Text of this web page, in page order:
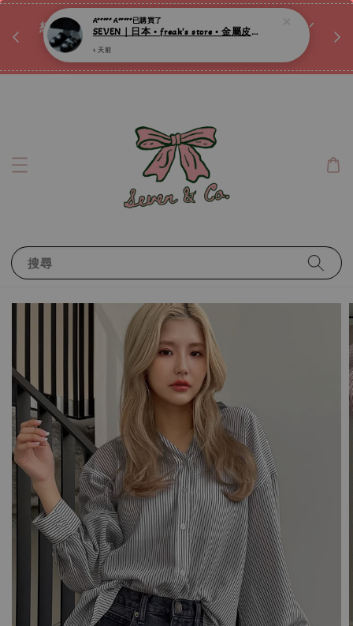
想訂製屬於自己的『水晶手鍊』嗎ꕀ♡ 私訊我們.ᐟ.ᐟ
搜尋